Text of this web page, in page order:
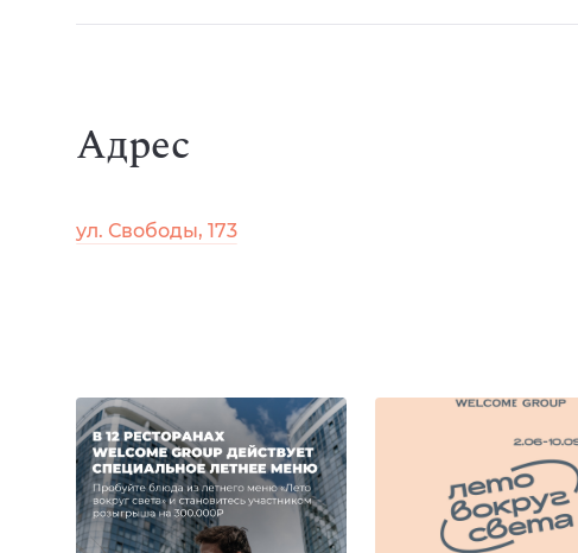
Адрес
ул. Свободы, 173